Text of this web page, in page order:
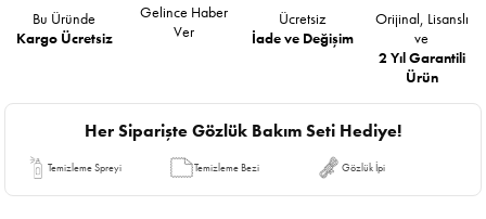
Bu Üründe
Kargo Ücretsiz
Gelince Haber
Ver
Ücretsiz
İade ve Değişim
Orijinal, Lisanslı
ve
2 Yıl Garantili
Ürün
Her Siparişte Gözlük Bakım Seti Hediye!
Temizleme Spreyi Temizleme Bezi Gözlük İpi